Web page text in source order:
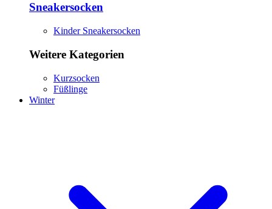
Sneakersocken
Kinder Sneakersocken
Weitere Kategorien
Kurzsocken
Füßlinge
Winter